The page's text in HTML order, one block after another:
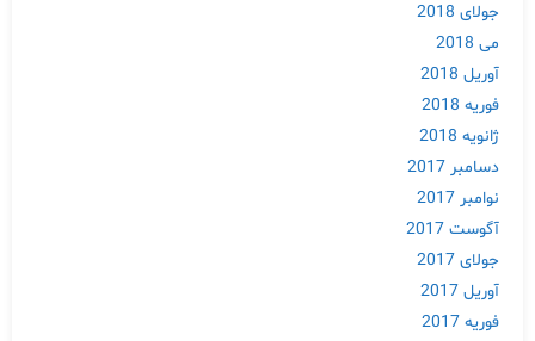
جولای 2018
می 2018
آوریل 2018
فوریه 2018
ژانویه 2018
دسامبر 2017
نوامبر 2017
آگوست 2017
جولای 2017
آوریل 2017
فوریه 2017